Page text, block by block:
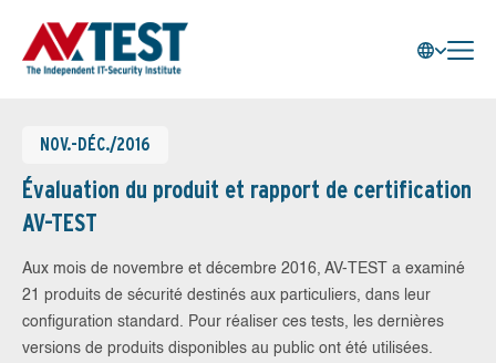
NOV.-DÉC./2016
Évaluation du produit et rapport de certification
AV-TEST
Aux mois de novembre et décembre 2016, AV-TEST a examiné
21 produits de sécurité destinés aux particuliers, dans leur
configuration standard. Pour réaliser ces tests, les dernières
versions de produits disponibles au public ont été utilisées.